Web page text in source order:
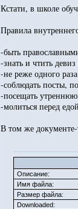
Кстати, в школе
Правила
-быть
-знать и чтить
-не реже одного
-соблюдать посты,
-посещать
-молиться перед
В том же
Описание:
Имя файла:
Размер файла:
Downloaded: